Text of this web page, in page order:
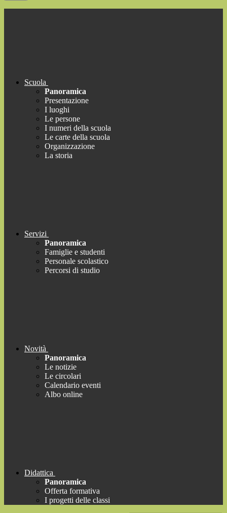
Scuola
Panoramica
Presentazione
I luoghi
Le persone
I numeri della scuola
Le carte della scuola
Organizzazione
La storia
Servizi
Panoramica
Famiglie e studenti
Personale scolastico
Percorsi di studio
Novità
Panoramica
Le notizie
Le circolari
Calendario eventi
Albo online
Didattica
Panoramica
Offerta formativa
I progetti delle classi